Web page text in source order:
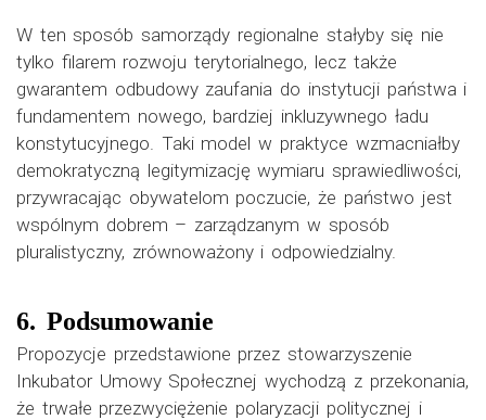
W ten sposób samorządy regionalne stałyby się nie
tylko filarem rozwoju terytorialnego, lecz także
gwarantem odbudowy zaufania do instytucji państwa i
fundamentem nowego, bardziej inkluzywnego ładu
konstytucyjnego. Taki model w praktyce wzmacniałby
demokratyczną legitymizację wymiaru sprawiedliwości,
przywracając obywatelom poczucie, że państwo jest
wspólnym dobrem – zarządzanym w sposób
pluralistyczny, zrównoważony i odpowiedzialny.
6. Podsumowanie
Propozycje przedstawione przez stowarzyszenie
Inkubator Umowy Społecznej wychodzą z przekonania,
że trwałe przezwyciężenie polaryzacji politycznej i